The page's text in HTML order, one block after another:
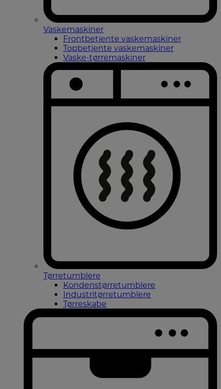
Vaskemaskiner
Frontbetjente vaskemaskiner
Topbetjente vaskemaskiner
Vaske-tørremaskiner
Tørretumblere
Kondenstørretumblere
Industritørretumblere
Tørreskabe